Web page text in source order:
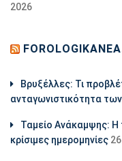
2026
Βρυξέλλες: Τι
ανταγωνιστικότητα
Ταμείο Ανάκαμψης: Η
κρίσιμες ημερομηνίες